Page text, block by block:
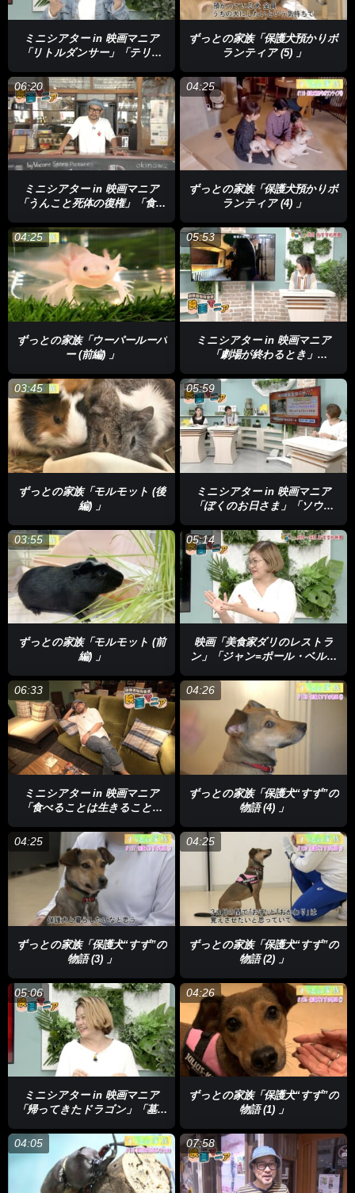
ミニシアター in 映画マニア
「リトルダンサー」「テリフ
ずっとの家族「保護犬預かりボ
ランティア (5) 」
06:20
ミニシアター in 映画マニア
「うんこと死体の復権」「食べ
ス・ウォータースのおいしい
革命～」「あなたのおみとり」
04:25
ずっとの家族「保護犬預かりボ
ランティア (4) 」
04:25
ずっとの家族「ウーパールーパ
ー (前編) 」
05:53
ミニシアター in 映画マニア
「劇場が終わるとき」
03:45
ずっとの家族「モルモット (後
編) 」
05:59
ミニシアター in 映画マニア
「ぼくのお日さま」「ソウル
03:55
ずっとの家族「モルモット (前
編) 」
05:14
映画「美食家ダリのレストラ
ン」「ジャン=ポール・ベルモ
06:33
ミニシアター in 映画マニア
「食べることは生きること」
04:26
ずっとの家族「保護犬“すず”の
物語 (4) 」
04:25
ずっとの家族「保護犬“すず”の
物語 (3) 」
04:25
ずっとの家族「保護犬“すず”の
物語 (2) 」
05:06
ミニシアター in 映画マニア
「帰ってきたドラゴン」「墓泥
04:26
ずっとの家族「保護犬“すず”の
物語 (1) 」
04:05 07:58